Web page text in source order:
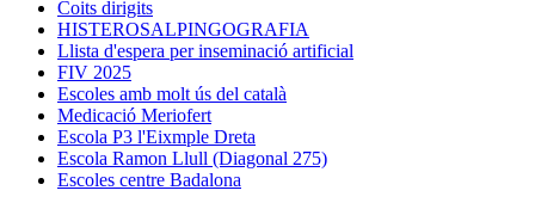
Coits dirigits
HISTEROSALPINGOGRAFIA
Llista d'espera per inseminació artificial
FIV 2025
Escoles amb molt ús del català
Medicació Meriofert
Escola P3 l'Eixmple Dreta
Escola Ramon Llull (Diagonal 275)
Escoles centre Badalona